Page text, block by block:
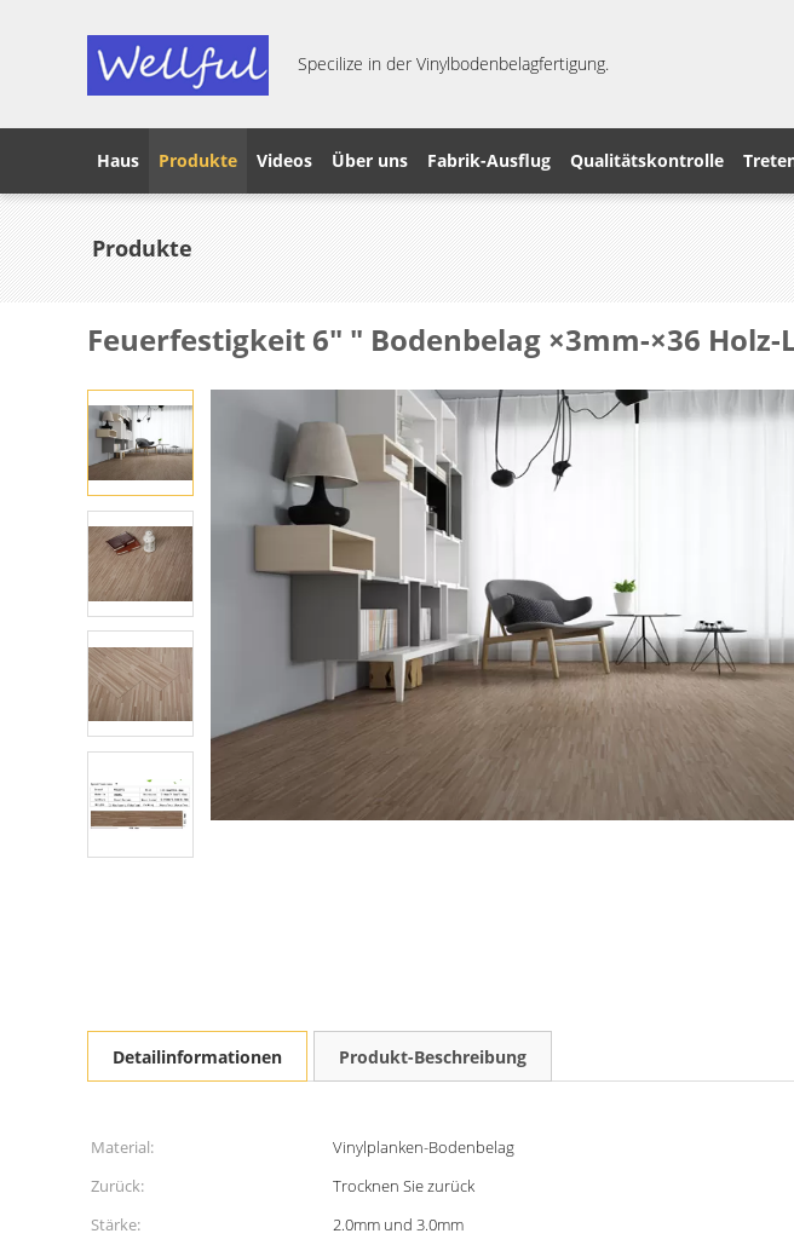
Specilize in der Vinylbodenbelagfertigung.
Haus Produkte Videos Über uns Fabrik-Ausflug Qualitätskontrolle
Produkte
Feuerfestigkeit 6" " Bodenbelag ×3mm-×36 Holz-
Detailinformationen Produkt-Beschreibung
Material: Vinylplanken-Bodenbelag
Zurück:
Trocknen Sie zurück
Stärke:
2.0mm und 3.0mm